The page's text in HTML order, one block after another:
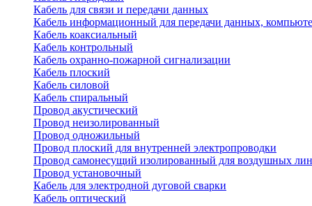
Кабель для связи и передачи данных
Кабель информационный для передачи данных,
Кабель коаксиальный
Кабель контрольный
Кабель охранно-пожарной сигнализации
Кабель плоский
Кабель силовой
Кабель спиральный
Провод акустический
Провод неизолированный
Провод одножильный
Провод плоский для внутренней электропроводки
Провод самонесущий изолированный для воздушных
Провод установочный
Кабель для электродной дуговой сварки
Кабель оптический